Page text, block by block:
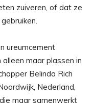
zuiveren, of dat ze
ureumcement
maar plassen in
Belinda Rich
Nederland,
maar samenwerkt